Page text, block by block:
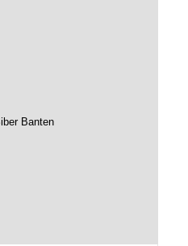
Banten